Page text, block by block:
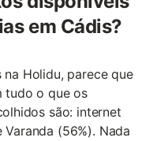
em Cádis?
Holidu, parece que
tudo o que os
são: internet
(56%). Nada